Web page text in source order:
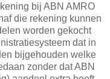
bij ABN AMRO
die rekening kunnen
worden gekocht
dat in
bijgehouden welke
zonder dat ABN